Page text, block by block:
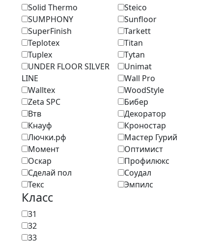
Solid Thermo
Steico
SUMPHONY
Sunfloor
SuperFinish
Tarkett
Teplotex
Titan
Tuplex
Tytan
UNDER FLOOR SILVER
LINE
Unimat
Wall Pro
Walltex
WoodStyle
Zeta SPC
Бибер
Втв
Декоратор
Кнауф
Кроностар
Лючки.рф
Мастер Гурий
Момент
Оптимист
Оскар
Профилюкс
Сделай пол
Соудал
Текс
Эмпилс
Класс
31
32
33